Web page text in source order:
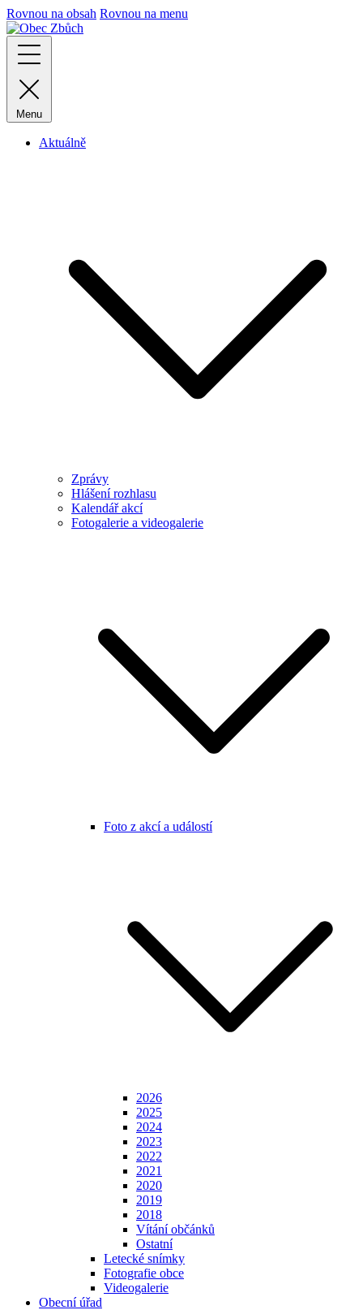
Rovnou na obsah Rovnou na menu
Menu
Aktuálně
Zprávy
Hlášení rozhlasu
Kalendář akcí
Fotogalerie a videogalerie
Foto z akcí a událostí
2026
2025
2024
2023
2022
2021
2020
2019
2018
Vítání občánků
Ostatní
Letecké snímky
Fotografie obce
Videogalerie
Obecní úřad